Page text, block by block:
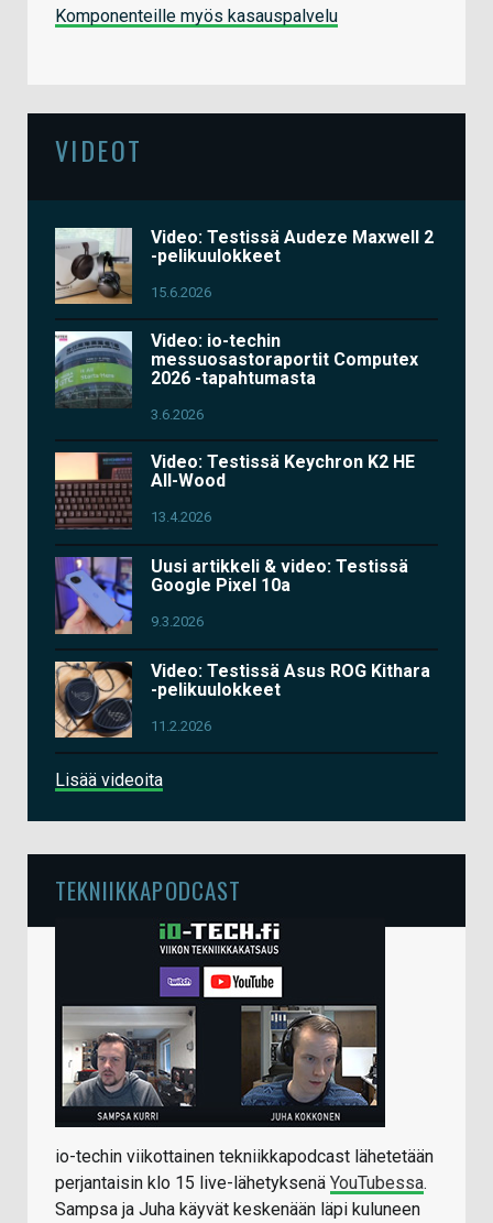
Komponenteille myös kasauspalvelu
VIDEOT
Video: Testissä Audeze Maxwell 2
-pelikuulokkeet
15.6.2026
Video: io-techin
messuosastoraportit Computex
2026 -tapahtumasta
3.6.2026
Video: Testissä Keychron K2 HE
All-Wood
13.4.2026
Uusi artikkeli & video: Testissä
Google Pixel 10a
9.3.2026
Video: Testissä Asus ROG Kithara
-pelikuulokkeet
11.2.2026
Lisää videoita
TEKNIIKKAPODCAST
io-techin viikottainen tekniikkapodcast lähetetään
perjantaisin klo 15 live-lähetyksenä YouTubessa.
Sampsa ja Juha käyvät keskenään läpi kuluneen